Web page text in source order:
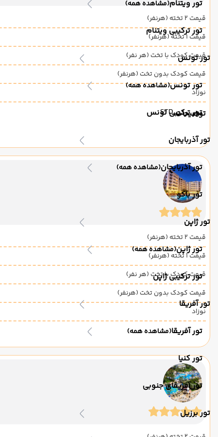
تور ویتنام(مشاهده همه)
تور ترکیبی ویتنام
تور تونس
تور تونس(مشاهده همه)
تور ترکیبی تونس
تور آذربایجان
تور آذربایجان(مشاهده همه)
تور باکو
تور ژاپن
تور ژاپن(مشاهده همه)
تور ترکیبی ژاپن
تور آفریقا
تور آفریقا(مشاهده همه)
تور کنیا
تور آفریقای جنوبی
تور برزیل
قیمت 2 تخته (هرنفر)
قیمت 1 تخته (هرنفر)
قیمت کودک با تخت (هر نفر)
قیمت کودک بدون تخت (هرنفر)
نوزاد
توضیحات:STD
قیمت 2 تخته (هرنفر)
قیمت 1 تخته (هرنفر)
قیمت کودک با تخت (هر نفر)
قیمت کودک بدون تخت (هرنفر)
نوزاد